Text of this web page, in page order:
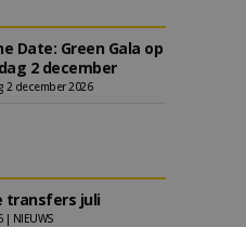
Date: Green Gala op
2 december
2 december 2026
transfers juli
| NIEUWS